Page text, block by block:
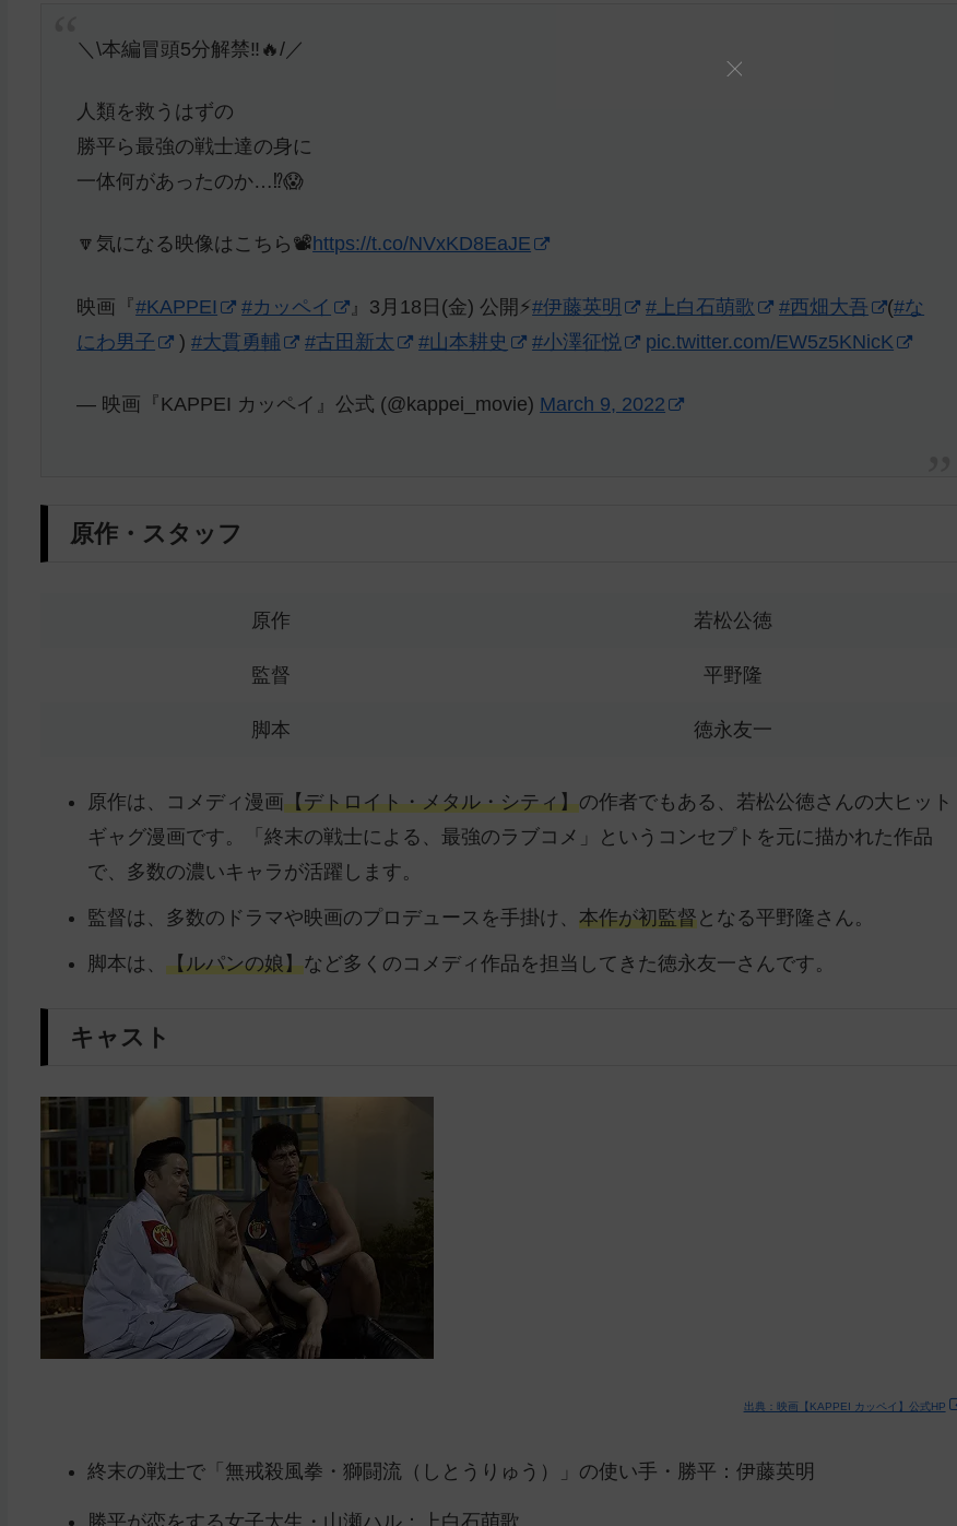
＼\本編冒頭5分解禁‼️🔥/／
人類を救うはずの
勝平ら最強の戦士達の身に
一体何があったのか…⁉️😱
🔽気になる映像はこちら📽️ https://t.co/NVxKD8EaJE
映画『#KAPPEI #カッペイ 』3月18日(金) 公開⚡️#伊藤英明 #上白石萌歌 #西畑大吾 (#な
にわ男子
)#大貫勇輔 #古田新太 #山本耕史 #小澤征悦 pic.twitter.com/EW5z5KNicK
— 映画『KAPPEI カッペイ』公式 (@kappei_movie) March 9, 2022
原作・スタッフ
原作 若松公徳
監督 平野隆
脚本 徳永友一
原作は、コメディ漫画【デトロイト・メタル・シティ】の作者でもある、若松公徳さんの大ヒット
ギャグ漫画です。「終末の戦士による、最強のラブコメ」というコンセプトを元に描かれた作品
で、多数の濃いキャラが活躍します。
監督は、多数のドラマや映画のプロデュースを手掛け、本作が初監督となる平野隆さん。
脚本は、【ルパンの娘】など多くのコメディ作品を担当してきた徳永友一さんです。
キャスト
出典：映画【KAPPEI カッペイ】公式HP
終末の戦士で「無戒殺風拳・獅闘流（しとうりゅう）」の使い手・勝平：伊藤英明
勝平が恋をする女子大生・山瀬ハル：上白石萌歌